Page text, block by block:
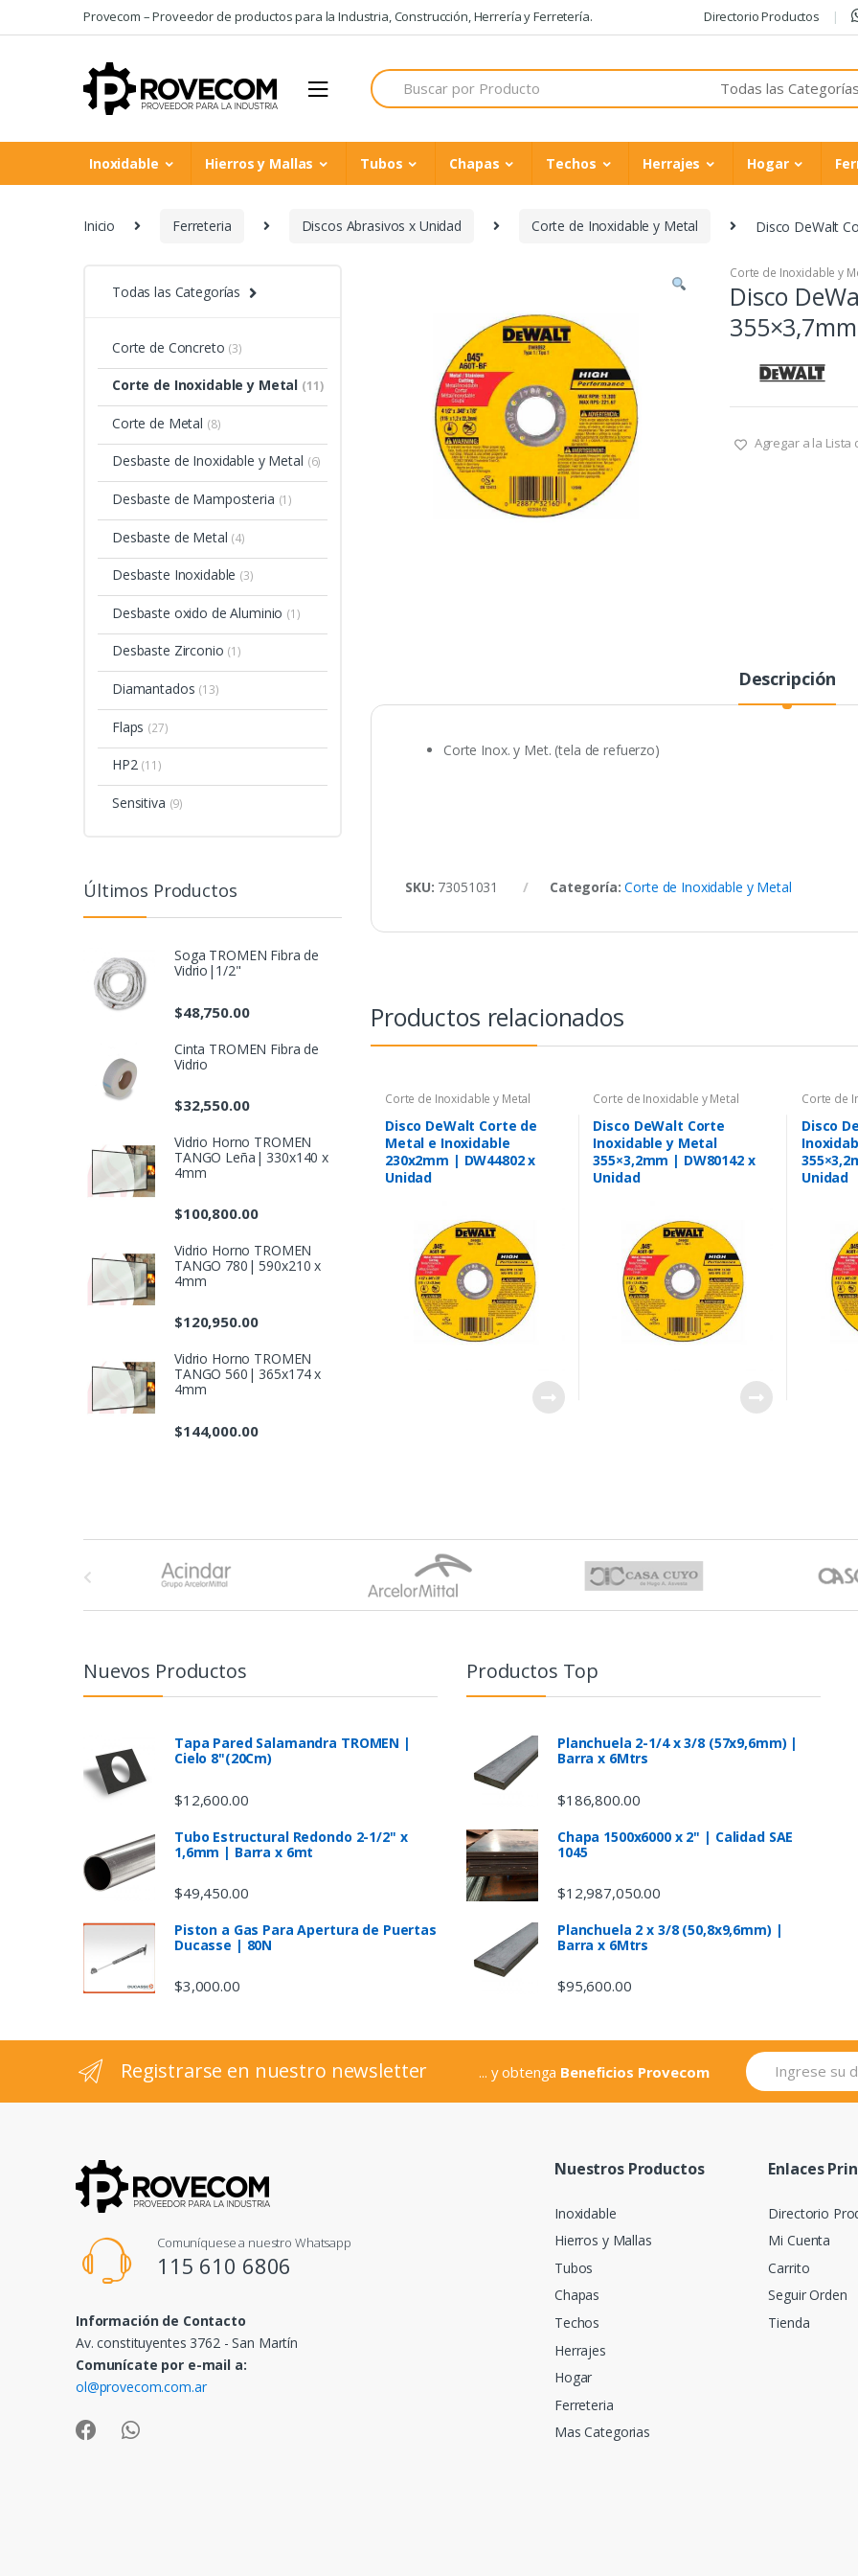
to
to
Provecom – Proveedor de productos para la Industria, Construcción, Herrería y Ferretería. Directorio Productos
Search
for:
Inoxidable Hierros y Mallas Tubos Chapas Techos Herrajes Hogar
Inicio Ferreteria Discos Abrasivos x Unidad Corte de Inoxidable y Metal Disco DeWalt
Corte de Inoxidable y
Disco
Agregar a la Lista
Descripción
Corte Inox. y Met. (tela de refuerzo)
SKU: 73051031 Categoría:Corte de Inoxidable y Metal
Productos relacionados
Corte de Inoxidable y Metal
Disco DeWalt Corte de
Metal e Inoxidable
230x2mm | DW44802 x
Unidad
Corte de Inoxidable y Metal
Disco DeWalt Corte
Inoxidable y Metal
355×3,2mm | DW80142 x
Unidad
Corte de
Disco
Unidad
Todas las Categorías
Corte de Concreto (3)
Corte de Inoxidable y Metal (11)
Corte de Metal (8)
Desbaste de Inoxidable y Metal (6)
Desbaste de Mamposteria (1)
Desbaste de Metal (4)
Desbaste Inoxidable (3)
Desbaste oxido de Aluminio (1)
Desbaste Zirconio (1)
Diamantados (13)
Flaps (27)
HP2 (11)
Sensitiva (9)
Últimos Productos
Soga TROMEN Fibra de
Vidrio|1/2"
$48,750.00
Cinta TROMEN Fibra de
Vidrio
$32,550.00
Vidrio Horno TROMEN
TANGO Leña| 330x140 x
4mm
$100,800.00
Vidrio Horno TROMEN
TANGO 780| 590x210 x
4mm
$120,950.00
Vidrio Horno TROMEN
TANGO 560| 365x174 x
4mm
$144,000.00
Nuevos Productos
Tapa Pared Salamandra TROMEN |
Cielo 8"(20Cm)
$12,600.00
Tubo Estructural Redondo 2-1/2" x
1,6mm | Barra x 6mt
$49,450.00
Piston a Gas Para Apertura de Puertas
Ducasse | 80N
$3,000.00
Productos Top
Planchuela 2-1/4 x 3/8 (57x9,6mm) |
Barra x 6Mtrs
$186,800.00
Chapa 1500x6000 x 2" | Calidad SAE
1045
$12,987,050.00
Planchuela 2 x 3/8 (50,8x9,6mm) |
Barra x 6Mtrs
$95,600.00
Registrarse en nuestro newsletter ... y obtenga Beneficios Provecom
Comuníquese a nuestro Whatsapp
115 610 6806
Información de Contacto
Av. constituyentes 3762 - San Martín
Comunícate por e-mail a:
ol@provecom.com.ar
Nuestros Productos
Inoxidable
Hierros y Mallas
Tubos
Chapas
Techos
Herrajes
Hogar
Ferreteria
Mas Categorias
Enlaces
Directorio
Mi Cuenta
Carrito
Seguir Orden
Tienda